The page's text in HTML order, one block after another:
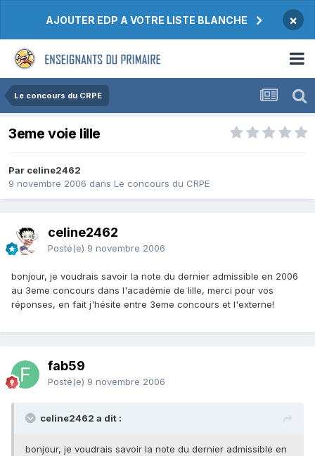
AJOUTER EDP A VOTRE LISTE BLANCHE ×
Le concours du CRPE
3eme voie lille
Par celine2462
9 novembre 2006 dans Le concours du CRPE
celine2462
Posté(e) 9 novembre 2006
bonjour, je voudrais savoir la note du dernier admissible en 2006
au 3eme concours dans l'académie de lille, merci pour vos
réponses, en fait j'hésite entre 3eme concours et l'externe!
fab59
Posté(e) 9 novembre 2006
celine2462 a dit :
bonjour, je voudrais savoir la note du dernier admissible en